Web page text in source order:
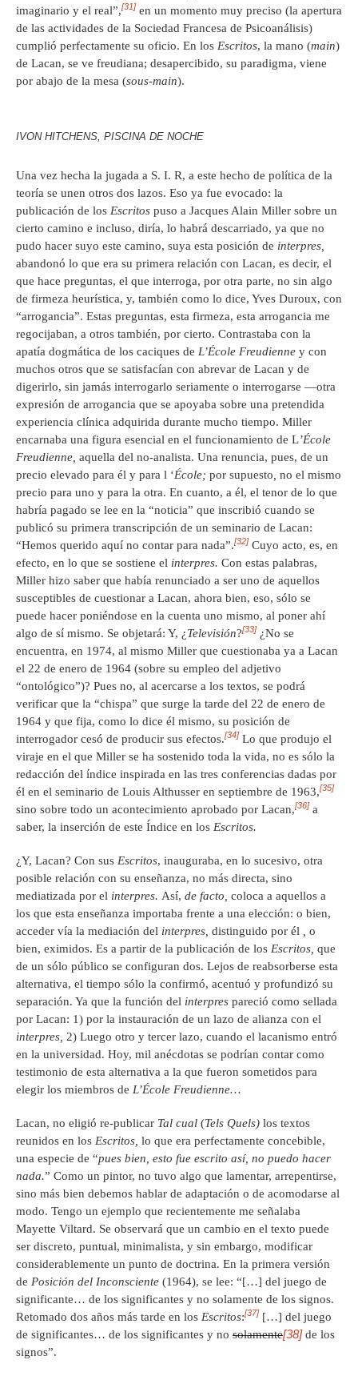
imaginario y el real”,[31] en un momento muy preciso (la apertura
de las actividades de la Sociedad Francesa de Psicoanálisis)
cumplió perfectamente su oficio. En los Escritos, la mano (main)
de Lacan, se ve freudiana; desapercibido, su paradigma, viene
por abajo de la mesa (sous-main).
IVON HITCHENS, PISCINA DE NOCHE
Una vez hecha la jugada a S. I. R, a este hecho de política de la
teoría se unen otros dos lazos. Eso ya fue evocado: la
publicación de los Escritos puso a Jacques Alain Miller sobre un
cierto camino e incluso, diría, lo habrá descarriado, ya que no
pudo hacer suyo este camino, suya esta posición de interpres,
abandonó lo que era su primera relación con Lacan, es decir, el
que hace preguntas, el que interroga, por otra parte, no sin algo
de firmeza heurística, y, también como lo dice, Yves Duroux, con
“arrogancia”. Estas preguntas, esta firmeza, esta arrogancia me
regocijaban, a otros también, por cierto. Contrastaba con la
apatía dogmática de los caciques de L’École Freudienne y con
muchos otros que se satisfacían con abrevar de Lacan y de
digerirlo, sin jamás interrogarlo seriamente o interrogarse —otra
expresión de arrogancia que se apoyaba sobre una pretendida
experiencia clínica adquirida durante mucho tiempo. Miller
encarnaba una figura esencial en el funcionamiento de L’École
Freudienne, aquella del no-analista. Una renuncia, pues, de un
precio elevado para él y para l ‘École; por supuesto no el mismo
precio para uno y para la otra. En cuanto, a él, el tenor de lo que
habría pagado se lee en la “noticia” que inscribió cuando se
publicó su primera transcripción de un seminario de Lacan:
“Hemos querido aquí no contar para nada”.[32] Cuyo acto, es, en
efecto, en lo que se sostiene el interpres. Con estas palabras,
Miller hizo saber que había renunciado a ser uno de aquellos
susceptibles de cuestionar a Lacan, ahora bien, eso, sólo se
puede hacer poniéndose en la cuenta uno mismo, al poner ahí
algo de sí mismo. Se objetará: Y, ¿Televisión?[33] ¿No se
encuentra, en 1974, al mismo Miller que cuestionaba ya a Lacan
el 22 de enero de 1964 (sobre su empleo del adjetivo
“ontológico”)? Pues no, al acercarse a los textos, se podrá
verificar que la “chispa” que surge la tarde del 22 de enero de
1964 y que fija, como lo dice él mismo, su posición de
interrogador cesó de producir sus efectos.[34] Lo que produjo el
viraje en el que Miller se ha sostenido toda la vida, no es sólo la
redacción del índice inspirada en las tres conferencias dadas por
él en el seminario de Louis Althusser en septiembre de 1963,[35]
sino sobre todo un acontecimiento aprobado por Lacan,[36] a
saber, la inserción de este Índice en los Escritos.
¿Y, Lacan? Con sus Escritos, inauguraba, en lo sucesivo, otra
posible relación con su enseñanza, no más directa, sino
mediatizada por el interpres. Así, de facto, coloca a aquellos a
los que esta enseñanza importaba frente a una elección: o bien,
acceder vía la mediación del interpres, distinguido por él
o
bien, eximidos. Es a partir de la publicación de los Escritos, que
de un sólo público se configuran dos. Lejos de reabsorberse esta
alternativa, el tiempo sólo la confirmó, acentuó y profundizó su
separación. Ya que la función del interpres pareció como sellada
por Lacan: 1) por la instauración de un lazo de alianza con el
interpres, 2) Luego otro y tercer lazo, cuando el lacanismo entró
en la universidad. Hoy, mil anécdotas se podrían contar como
testimonio de esta alternativa a la que fueron sometidos para
elegir los miembros de L’École Freudienne…
Lacan, no eligió re-publicar Tal cual (Tels Quels) los textos
reunidos en los Escritos, lo que era perfectamente concebible,
una especie de “pues bien, esto fue escrito así, no puedo hacer
nada.” Como un pintor, no tuvo algo que lamentar, arrepentirse,
sino más bien debemos hablar de adaptación o de acomodarse al
modo. Tengo un ejemplo que recientemente me señalaba
Mayette Viltard. Se observará que un cambio en el texto puede
ser discreto, puntual, minimalista, y sin embargo, modificar
considerablemente un punto de doctrina. En la primera versión
de Posición del Inconsciente (1964), se lee: “[…] del juego de
significante… de los significantes y no solamente de los signos.
Retomado dos años más tarde en los Escritos:[37] […] del juego
de significantes… de los significantes y no solamente[38]de los
signos”.